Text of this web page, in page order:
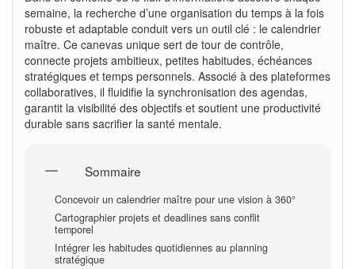
semaine, la recherche d’une organisation du temps à la fois
robuste et adaptable conduit vers un outil clé : le calendrier
maître. Ce canevas unique sert de tour de contrôle,
connecte projets ambitieux, petites habitudes, échéances
stratégiques et temps personnels. Associé à des plateformes
collaboratives, il fluidifie la synchronisation des agendas,
garantit la visibilité des objectifs et soutient une productivité
durable sans sacrifier la santé mentale.
Sommaire
Concevoir un calendrier maître pour une vision à 360°
Cartographier projets et deadlines sans conflit
temporel
Intégrer les habitudes quotidiennes au planning
stratégique